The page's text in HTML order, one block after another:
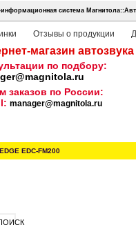
система
Отзывы о продукции
магазин
по подбору:
заказов по России:
manager@magnitola.ru
EDGE EDC-FM200